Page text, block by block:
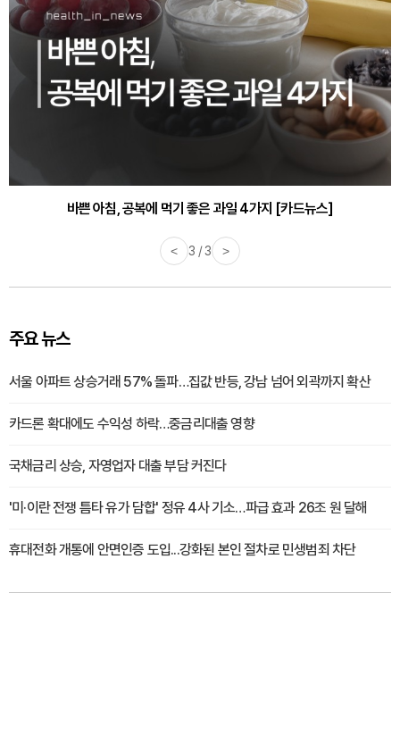
바쁜 아침, 공복에 먹기 좋은 과일 4가지 [카드뉴스]
< 1 / 3 >
주요 뉴스
서울 아파트 상승거래 57% 돌파…집값 반등, 강남 넘어 외곽까지 확산
카드론 확대에도 수익성 하락…중금리대출 영향
국채금리 상승, 자영업자 대출 부담 커진다
'미·이란 전쟁 틈타 유가 담합' 정유 4사 기소…파급 효과 26조 원 달해
휴대전화 개통에 안면인증 도입...강화된 본인 절차로 민생범죄 차단